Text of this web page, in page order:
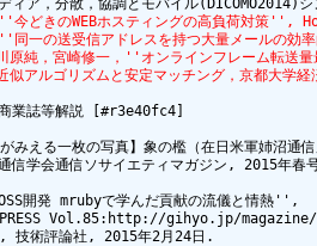
どきのWEBホスティングの高負荷対策
一の送受信アドレスを持つ大量メール
原純，宮崎修一，''オンラインフレーム転
似アルゴリズムと安定マッチング，京都大
みえる一枚の写真】象の檻（在日米軍
開発 mrubyで学んだ貢献の流儀と情熱'',
PRESS Vol.85:http://gihyo.jp/
技術評論社, 2015年2月24日.